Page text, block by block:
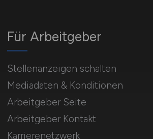
Für Arbeitgeber
Stellenanzeigen schalten
Mediadaten & Konditionen
Arbeitgeber Seite
Arbeitgeber Kontakt
Karrierenetzwerk